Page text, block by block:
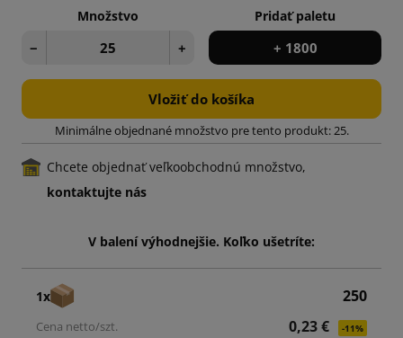
Množstvo
− +
Pridať paletu
+ 1800
Vložiť do košíka
Minimálne objednané množstvo pre tento produkt: 25.
Chcete objednať veľkoobchodnú množstvo,
kontaktujte nás
V balení výhodnejšie. Koľko ušetríte:
1x
250
0,23 €
-11%